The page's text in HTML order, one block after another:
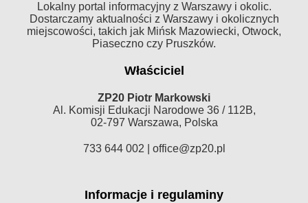
Lokalny portal informacyjny z Warszawy i okolic.
Dostarczamy aktualności z Warszawy i okolicznych
miejscowości, takich jak Mińsk Mazowiecki, Otwock,
Piaseczno czy Pruszków.
Właściciel
ZP20 Piotr Markowski
Al. Komisji Edukacji Narodowe 36 / 112B,
02-797 Warszawa, Polska
733 644 002 | office@zp20.pl
Informacje i regulaminy